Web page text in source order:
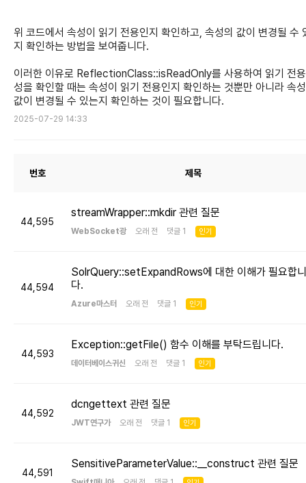
위 코드에서 속성이 읽기 전용인지 확인하고, 속성의 값이 변경될 수
지 확인하는 방법을 보여줍니다.
이러한 이유로 ReflectionClass::isReadOnly를 사용하여 읽기 전
성을 확인할 때는 속성이 읽기 전용인지 확인하는 것뿐만 아니라 속
값이 변경될 수 있는지 확인하는 것이 필요합니다.
2025-07-29 14:33
번호 제목
44,595
streamWrapper::mkdir 관련 질문
WebSocket광 오래 전 댓글 1 인기
44,594
SolrQuery::setExpandRows에 대한 이해가 필요합니
다.
Azure마스터 오래 전 댓글 1 인기
44,593
Exception::getFile() 함수 이해를 부탁드립니다.
데이터베이스귀신 오래 전 댓글 1 인기
44,592
dcngettext 관련 질문
JWT연구가 오래 전 댓글 1 인기
44,591
SensitiveParameterValue::__construct 관련 질문